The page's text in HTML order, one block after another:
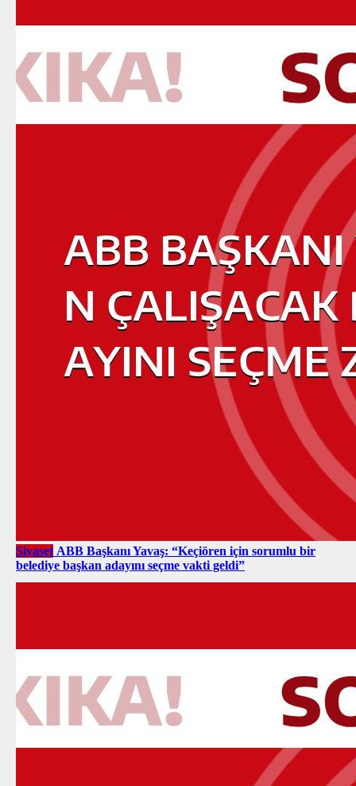
Siyaset ABB Başkanı Yavaş: “Keçiören için sorumlu bir
belediye başkan adayını seçme vakti geldi”